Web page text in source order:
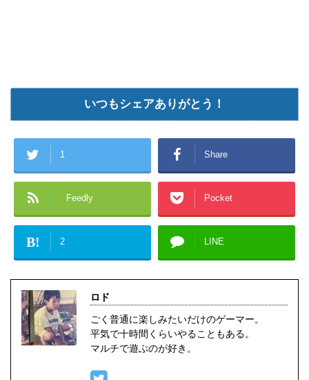
いつもシェアありがとう！
1 Share
Feedly Pocket
B! 2 LINE
ロド
ごく普通に楽しみたいだけのゲーマー。
平気で十時間くらいやることもある。
マルチで遊ぶのが好き。